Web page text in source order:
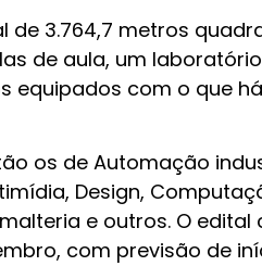
de 3.764,7 metros
de aula, um
equipados com o que
os de Automação
Design,
e outros. O edital
com previsão de